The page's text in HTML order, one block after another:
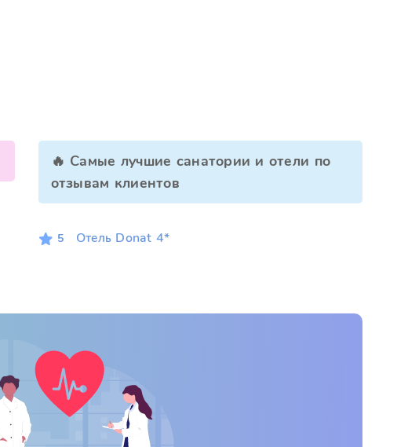
🔥 Самые лучшие санатории и отели по
отзывам клиентов
5 Отель Donat 4*